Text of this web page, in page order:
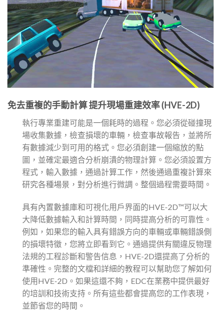
免去重複的手動計算 提升現場重建效率 (HVE-2D)
執行專業重建可能是一個耗時的過程。您必須從碰撞現
場收集數據，檢查損壞的車輛，檢查事故報告，並將所
有數據減少到可用的格式。您必須創建一個縮放的點
圖，並確定最適合分析崩潰的物理計算。您必須設置方
程式，輸入數據，通過計算工作，然後通過重複計算來
研究各種場景，對分析進行微調。整個過程需要時間。
具有內置數據庫和可視化用戶界面的HVE-2D™可以大
大降低數據輸入和計算時間，同時提高分析的可靠性。
例如，如果您的輸入具有錯誤方向的車輛或車輛錯誤側
的損壞特徵，您將立即看到它。通過提供有關違反物理
法規的工程診斷和警告信息，HVE-2D還提高了分析的
準確性。完整的文檔和詳細的教程可以幫助您了解如何
使用HVE-2D。如果這還不夠，EDC在業務中提供最好
的培訓和技術支持。所有這些都會提高您的工作表現，
並節省您的時間。